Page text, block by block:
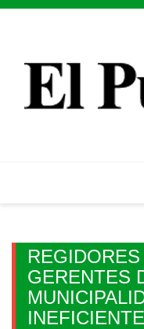
Skip
GERENTES